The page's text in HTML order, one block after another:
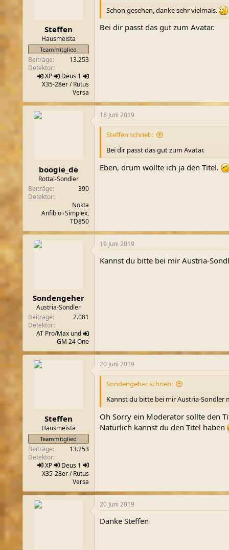
n
e
n
Steffen
Hausmeista
Teammitglied
Beiträge
13.253
Detektor
XP
Deus 1
X35-28er/ Rutus
Versa
Schon gesehen, danke sehr vielmals.
Bei dir passt das gut zum Avatar.
boogie_de
Rottal-Sondler
Beiträge
390
Detektor
Nokta
Anfibio+Simplex,
TD850
18 Juni 2019
Steffen schrieb:
Bei dir passt das gut zum Avatar.
Eben, drum wollte ich ja den Titel.
Sondengeher
Austria-Sondler
Beiträge
2.081
Detektor
AT Pro/Max und
GM 24 One
19 Juni 2019
Kannst du bitte bei mir Austria-
Steffen
Hausmeista
Teammitglied
Beiträge
13.253
Detektor
XP
Deus 1
X35-28er/ Rutus
Versa
20 Juni 2019
Sondengeher schrieb:
Kannst du bitte bei mir Austria-Sondler
Oh Sorry ein Moderator sollte den
Natürlich kannst du den Titel haben
20 Juni 2019
Danke Steffen